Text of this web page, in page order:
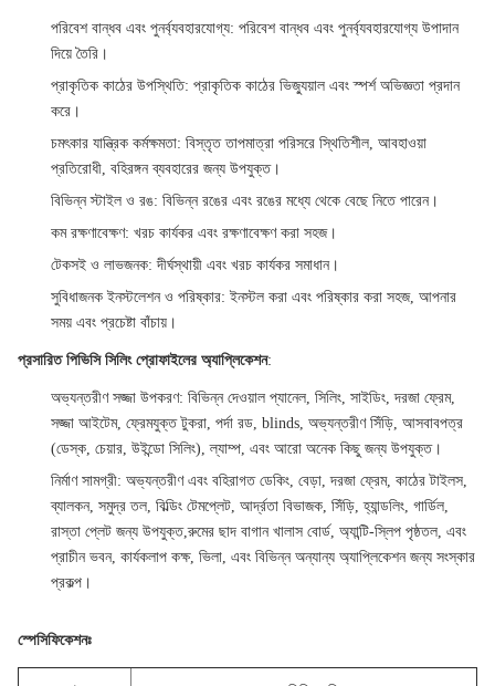
পরিবেশ বান্ধব এবং পুনর্ব্যবহারযোগ্য: পরিবেশ বান্ধব এবং পুনর্ব্যবহারযোগ্য উপাদান
দিয়ে তৈরি।
প্রাকৃতিক কাঠের উপস্থিতি: প্রাকৃতিক কাঠের ভিজ্যুয়াল এবং স্পর্শ অভিজ্ঞতা প্রদান
করে।
চমৎকার যান্ত্রিক কর্মক্ষমতা: বিস্তৃত তাপমাত্রা পরিসরে স্থিতিশীল, আবহাওয়া
প্রতিরোধী, বহিরঙ্গন ব্যবহারের জন্য উপযুক্ত।
বিভিন্ন স্টাইল ও রঙ: বিভিন্ন রঙের এবং রঙের মধ্যে থেকে বেছে নিতে পারেন।
কম রক্ষণাবেক্ষণ: খরচ কার্যকর এবং রক্ষণাবেক্ষণ করা সহজ।
টেকসই ও লাভজনক: দীর্ঘস্থায়ী এবং খরচ কার্যকর সমাধান।
সুবিধাজনক ইনস্টলেশন ও পরিষ্কার: ইনস্টল করা এবং পরিষ্কার করা সহজ, আপনার
সময় এবং প্রচেষ্টা বাঁচায়।
প্রসারিত পিভিসি সিলিং প্রোফাইলের অ্যাপ্লিকেশন:
অভ্যন্তরীণ সজ্জা উপকরণ: বিভিন্ন দেওয়াল প্যানেল, সিলিং, সাইডিং, দরজা ফ্রেম,
সজ্জা আইটেম, ফ্রেমযুক্ত টুকরা, পর্দা রড, blinds, অভ্যন্তরীণ সিঁড়ি, আসবাবপত্র
(ডেস্ক, চেয়ার, উইন্ডো সিলিং), ল্যাম্প, এবং আরো অনেক কিছু জন্য উপযুক্ত।
নির্মাণ সামগ্রী: অভ্যন্তরীণ এবং বহিরাগত ডেকিং, বেড়া, দরজা ফ্রেম, কাঠের টাইলস,
ব্যালকন, সমুদ্র তল, বিল্ডিং টেমপ্লেট, আর্দ্রতা বিভাজক, সিঁড়ি, হ্যান্ডলিং, গার্ডিল,
রাস্তা প্লেট জন্য উপযুক্ত,রুমের ছাদ বাগান খালাস বোর্ড, অ্যান্টি-স্লিপ পৃষ্ঠতল, এবং
প্রাচীন ভবন, কার্যকলাপ কক্ষ, ভিলা, এবং বিভিন্ন অন্যান্য অ্যাপ্লিকেশন জন্য সংস্কার
প্রকল্প।
স্পেসিফিকেশনঃ